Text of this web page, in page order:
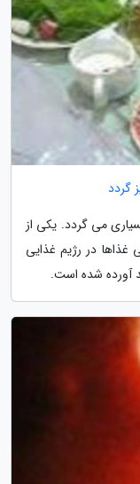
گردد
می گردد. یکی از
غذاها در رژیم غذایی
آورده شده است.